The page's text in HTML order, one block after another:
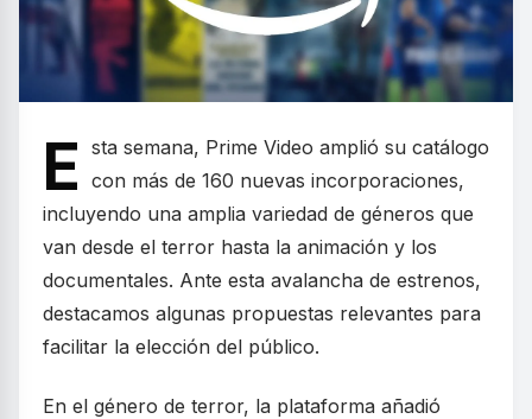
E sta semana, Prime Video amplió su catálogo
con más de 160 nuevas incorporaciones,
incluyendo una amplia variedad de géneros que
van desde el terror hasta la animación y los
documentales. Ante esta avalancha de estrenos,
destacamos algunas propuestas relevantes para
facilitar la elección del público.
En el género de terror, la plataforma añadió